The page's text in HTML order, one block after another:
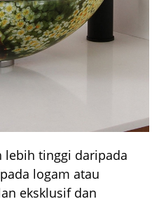
lebih tinggi daripada
logam atau
eksklusif dan